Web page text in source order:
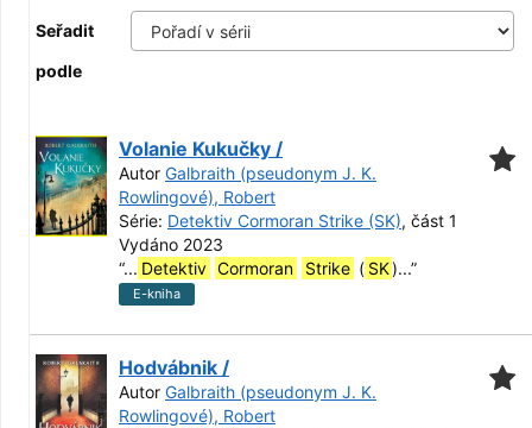
Seřadit
podle
Volanie Kukučky /
Autor Galbraith (pseudonym J. K.
Rowlingové), Robert
Série: Detektiv Cormoran Strike (SK), část 1
Vydáno 2023
“... Detektiv Cormoran Strike ( SK)...”
E-kniha
Hodvábnik /
Autor Galbraith (pseudonym J. K.
Rowlingové), Robert